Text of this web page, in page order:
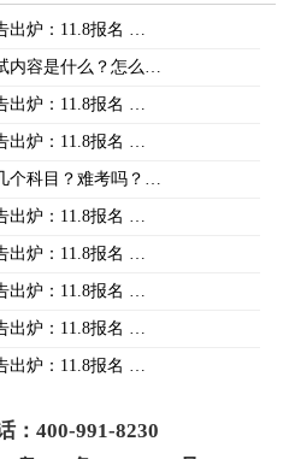
出炉：11.8报名 …
内容是什么？怎么…
出炉：11.8报名 …
出炉：11.8报名 …
个科目？难考吗？…
出炉：11.8报名 …
出炉：11.8报名 …
出炉：11.8报名 …
出炉：11.8报名 …
出炉：11.8报名 …
：400-991-8230